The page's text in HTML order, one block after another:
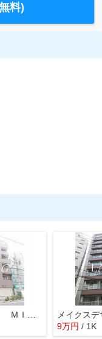
料)
メイクス
9万円 / 1K